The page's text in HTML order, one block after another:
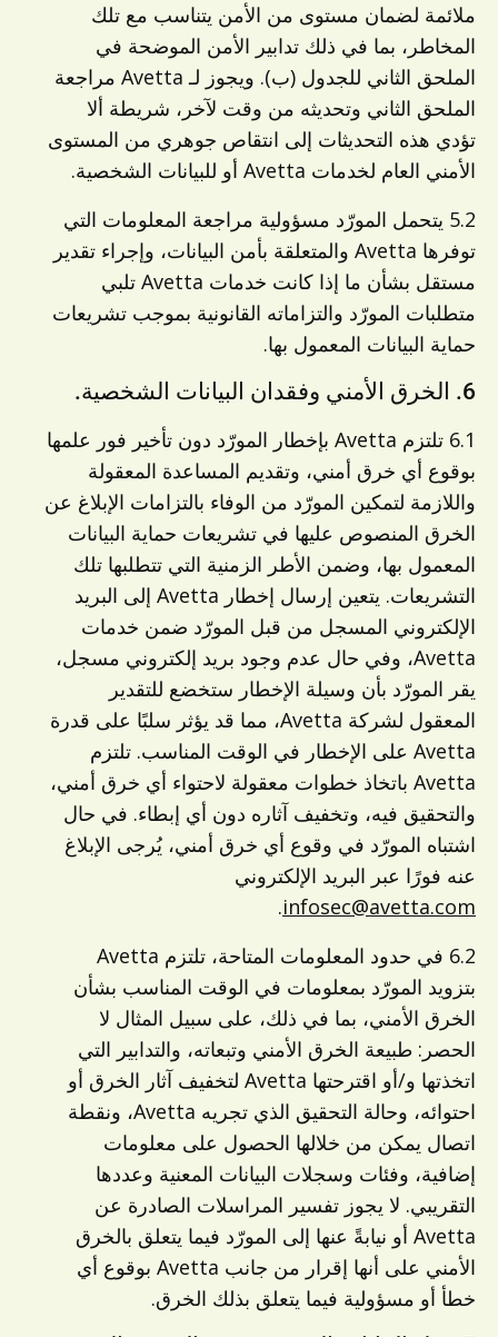
ملائمة لضمان مستوى من الأمن يتناسب مع تلك
المخاطر، بما في ذلك تدابير الأمن الموضحة في
الملحق الثاني للجدول (ب). ويجوز لـ Avetta مراجعة
الملحق الثاني وتحديثه من وقت لآخر، شريطة ألا
تؤدي هذه التحديثات إلى انتقاص جوهري من المستوى
الأمني العام لخدمات Avetta أو للبيانات الشخصية.
5.2 يتحمل المورّد مسؤولية مراجعة المعلومات التي
توفرها Avetta والمتعلقة بأمن البيانات، وإجراء تقدير
مستقل بشأن ما إذا كانت خدمات Avetta تلبي
متطلبات المورّد والتزاماته القانونية بموجب تشريعات
حماية البيانات المعمول بها.
6. الخرق الأمني وفقدان البيانات الشخصية.
6.1 تلتزم Avetta بإخطار المورّد دون تأخير فور علمها
بوقوع أي خرق أمني، وتقديم المساعدة المعقولة
واللازمة لتمكين المورّد من الوفاء بالتزامات الإبلاغ عن
الخرق المنصوص عليها في تشريعات حماية البيانات
المعمول بها، وضمن الأطر الزمنية التي تتطلبها تلك
التشريعات. يتعين إرسال إخطار Avetta إلى البريد
الإلكتروني المسجل من قبل المورّد ضمن خدمات
Avetta، وفي حال عدم وجود بريد إلكتروني مسجل،
يقر المورّد بأن وسيلة الإخطار ستخضع للتقدير
المعقول لشركة Avetta، مما قد يؤثر سلبًا على قدرة
Avetta على الإخطار في الوقت المناسب. تلتزم
Avetta باتخاذ خطوات معقولة لاحتواء أي خرق
أمني،
والتحقيق فيه، وتخفيف آثاره دون أي إبطاء. في حال
اشتباه المورّد في وقوع أي خرق أمني، يُرجى الإبلاغ
عنه فورًا عبر البريد الإلكتروني
infosec@avetta.com
.
6.2 في حدود المعلومات المتاحة، تلتزم Avetta
بتزويد المورّد بمعلومات في الوقت المناسب بشأن
الخرق الأمني، بما في ذلك، على سبيل المثال لا
الحصر: طبيعة الخرق الأمني وتبعاته، والتدابير التي
اتخذتها و/أو اقترحتها Avetta لتخفيف آثار الخرق أو
احتوائه، وحالة التحقيق الذي تجريه Avetta، ونقطة
اتصال يمكن من خلالها الحصول على معلومات
إضافية، وفئات وسجلات البيانات المعنية وعددها
التقريبي. لا يجوز تفسير المراسلات الصادرة عن
Avetta أو نيابةً عنها إلى المورّد فيما يتعلق بالخرق
الأمني على أنها إقرار من جانب Avetta بوقوع أي
خطأ أو مسؤولية فيما يتعلق بذلك الخرق.